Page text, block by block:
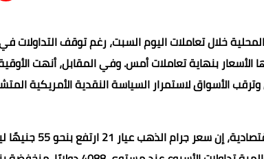
خلال تعاملات اليوم السبت، رغم توقف التداولات في
بنهاية تعاملات أمس. وفي المقابل، أنهت
وترقب الأسواق لاستمرار السياسة النقدية الأمريكية